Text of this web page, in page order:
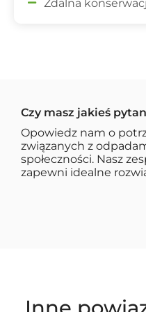
Zdalna
Czy masz jakieś
Opowiedz nam o
związanych z
społeczności. Nasz
zapewni idealne